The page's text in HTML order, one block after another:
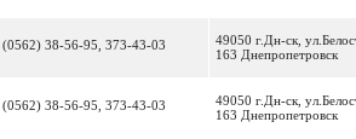
(0562) 38-56-95, 373-43-03
49050 г.Дн-ск,
163 Днепропетровск
(0562) 38-56-95, 373-43-03
49050 г.Дн-ск,
163 Днепропетровск